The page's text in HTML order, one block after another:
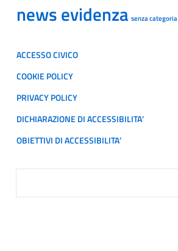
news evidenza senza categoria
ACCESSO CIVICO
COOKIE POLICY
PRIVACY POLICY
DICHIARAZIONE DI ACCESSIBILITA’
OBIETTIVI DI ACCESSIBILITA’